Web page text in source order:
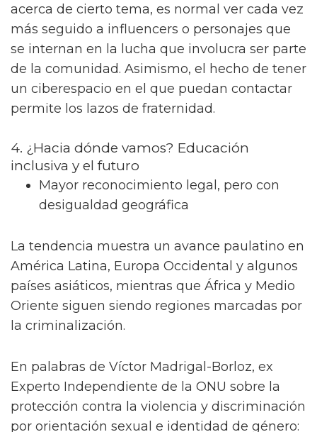
acerca de cierto tema, es normal ver cada vez
más seguido a influencers o personajes que
se internan en la lucha que involucra ser parte
de la comunidad. Asimismo, el hecho de tener
un ciberespacio en el que puedan contactar
permite los lazos de fraternidad.
4. ¿Hacia dónde vamos? Educación
inclusiva y el futuro
Mayor reconocimiento legal, pero con
desigualdad geográfica
La tendencia muestra un avance paulatino en
América Latina, Europa Occidental y algunos
países asiáticos, mientras que África y Medio
Oriente siguen siendo regiones marcadas por
la criminalización.
En palabras de Víctor Madrigal-Borloz, ex
Experto Independiente de la ONU sobre la
protección contra la violencia y discriminación
por orientación sexual e identidad de género: